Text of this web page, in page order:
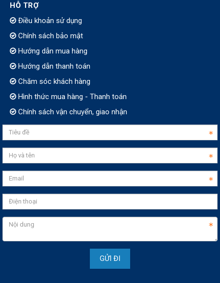
HỖ TRỢ
Điều khoản sử dụng
Chính sách bảo mật
Hướng dẫn mua hàng
Hướng dẫn thanh toán
Chăm sóc khách hàng
Hình thức mua hàng - Thanh toán
Chính sách vận chuyển, giao nhận